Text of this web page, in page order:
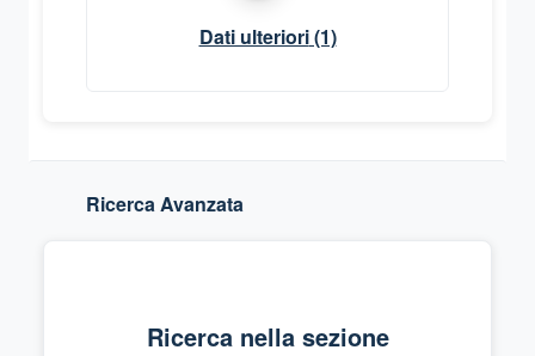
Dati ulteriori(1)
Ricerca Avanzata
Ricerca nella sezione